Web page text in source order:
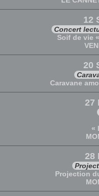
12
Concert
Soif de vie
20
Caravane
27
«
28
Projection